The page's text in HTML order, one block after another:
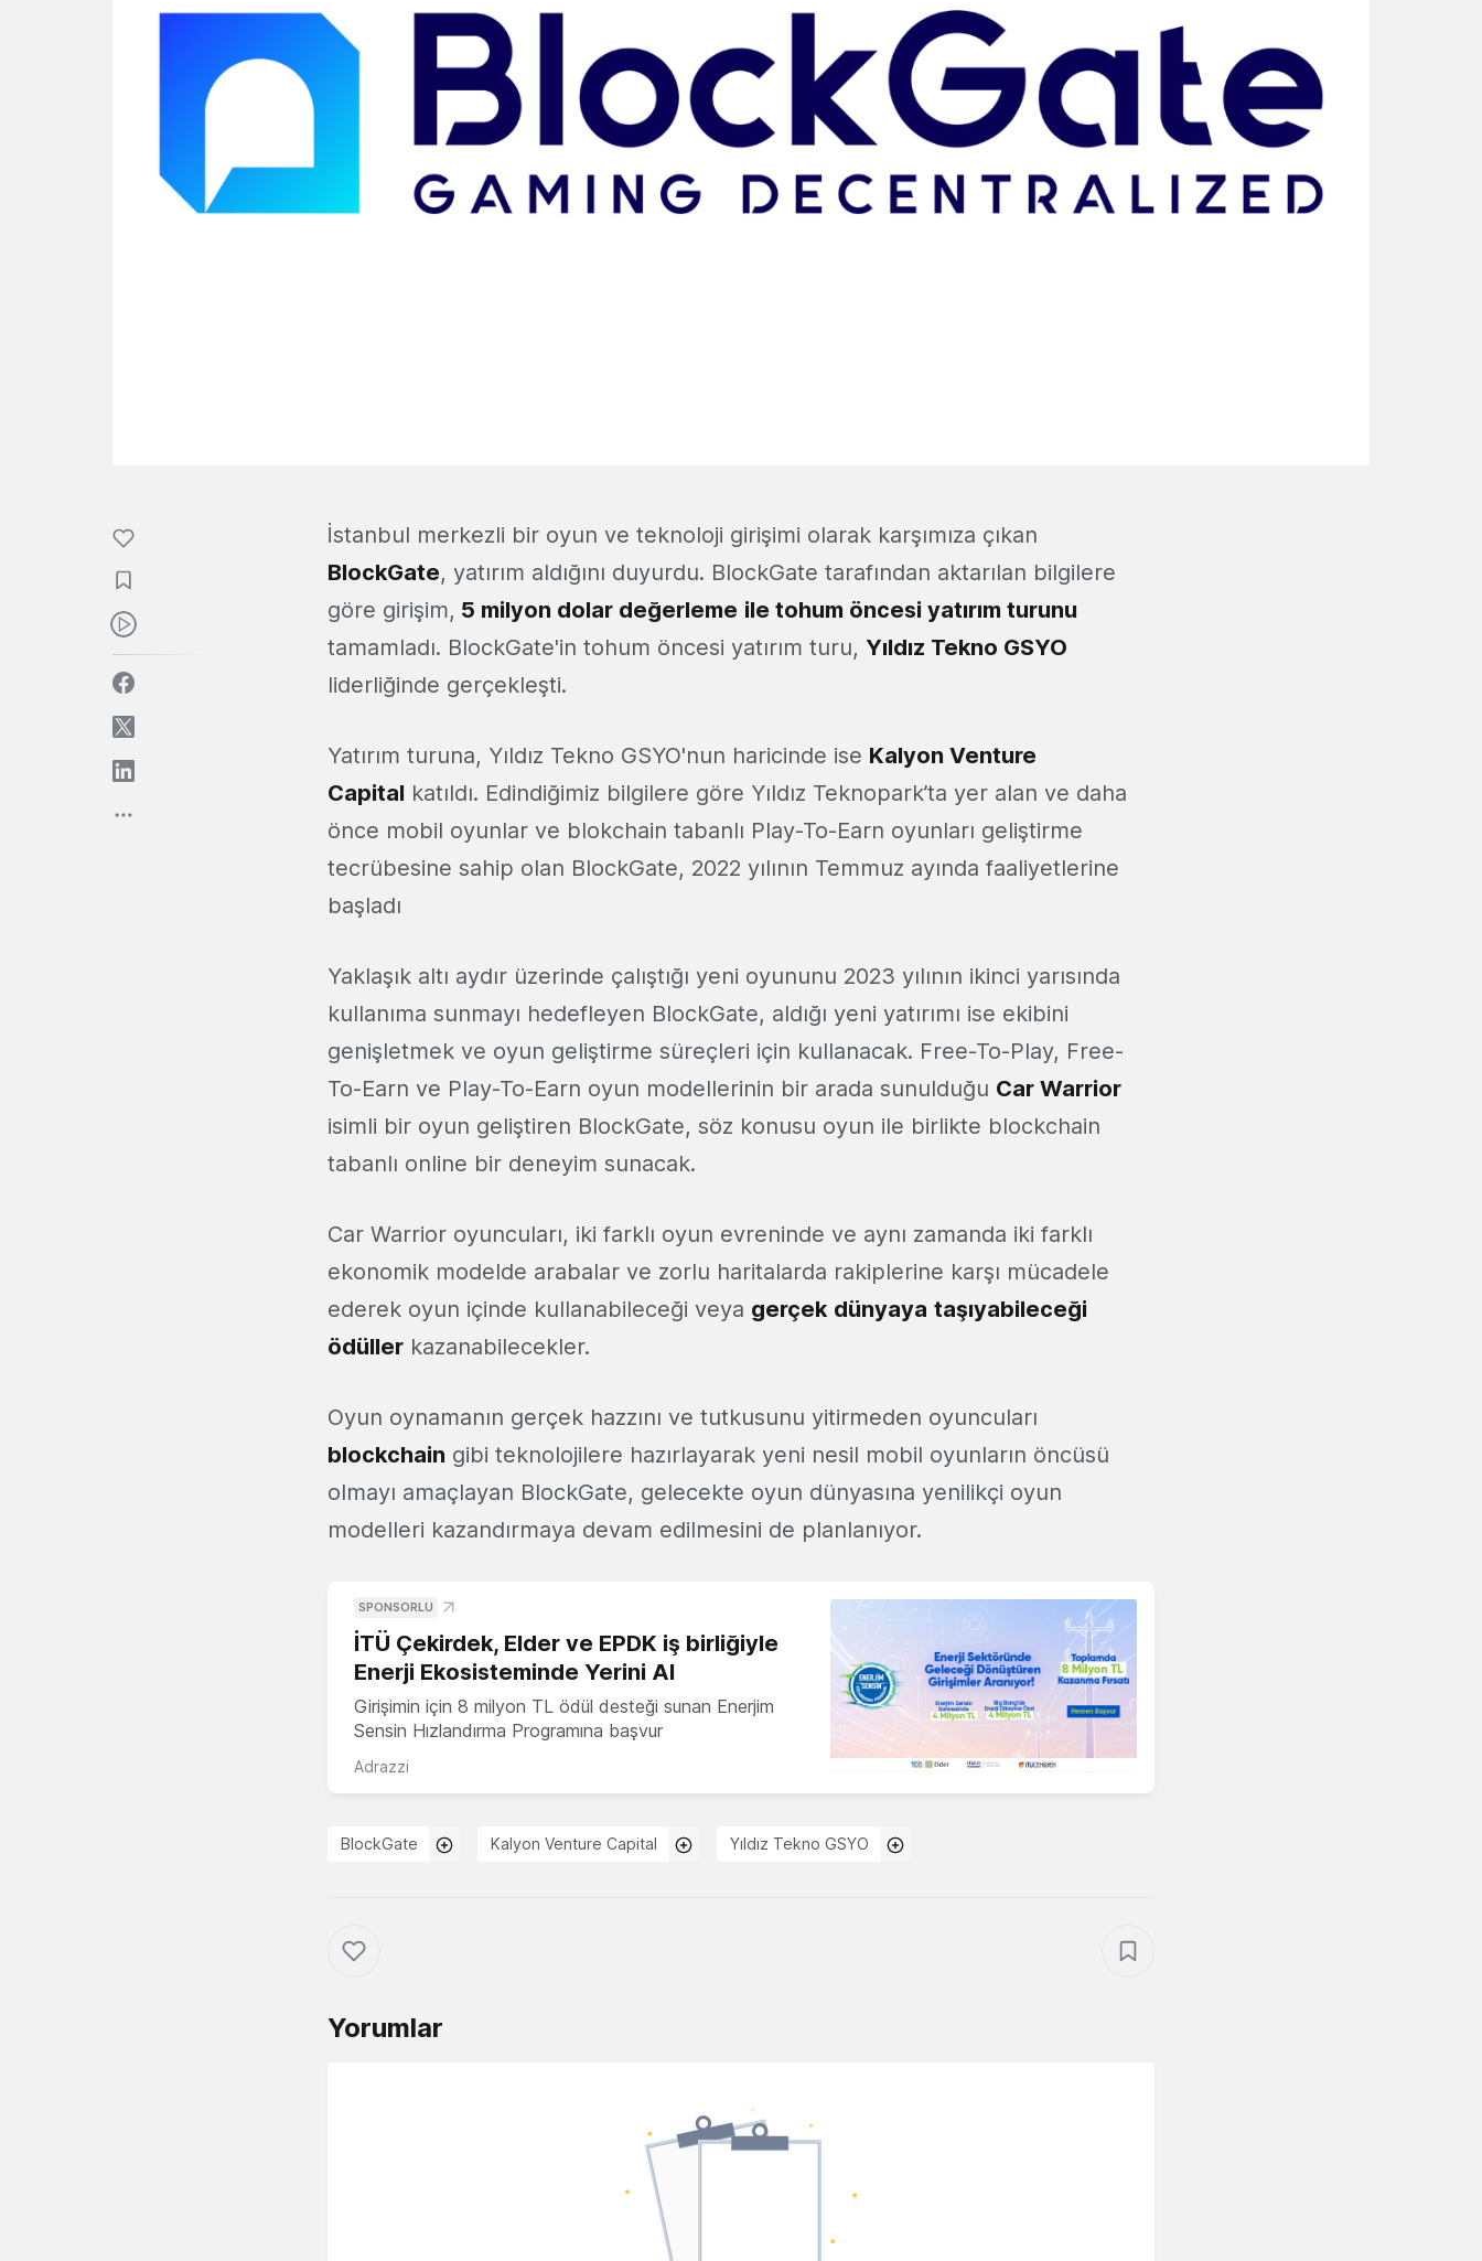
İstanbul merkezli bir oyun ve teknoloji girişimi olarak karşımıza çıkan
BlockGate, yatırım aldığını duyurdu. BlockGate tarafından aktarılan bilgilere
göre girişim, 5 milyon dolar değerleme ile tohum öncesi yatırım turunu
tamamladı. BlockGate'in tohum öncesi yatırım turu, Yıldız Tekno GSYO
liderliğinde gerçekleşti.
Yatırım turuna, Yıldız Tekno GSYO'nun haricinde ise Kalyon Venture
Capital katıldı. Edindiğimiz bilgilere göre Yıldız Teknopark’ta yer alan ve daha
önce mobil oyunlar ve blokchain tabanlı Play-To-Earn oyunları geliştirme
tecrübesine sahip olan BlockGate, 2022 yılının Temmuz ayında faaliyetlerine
başladı
Yaklaşık altı aydır üzerinde çalıştığı yeni oyununu 2023 yılının ikinci yarısında
kullanıma sunmayı hedefleyen BlockGate, aldığı yeni yatırımı ise ekibini
genişletmek ve oyun geliştirme süreçleri için kullanacak. Free-To-Play, Free-
To-Earn ve Play-To-Earn oyun modellerinin bir arada sunulduğu Car Warrior
isimli bir oyun geliştiren BlockGate, söz konusu oyun ile birlikte blockchain
tabanlı online bir deneyim sunacak.
Car Warrior oyuncuları, iki farklı oyun evreninde ve aynı zamanda iki farklı
ekonomik modelde arabalar ve zorlu haritalarda rakiplerine karşı mücadele
ederek oyun içinde kullanabileceği veya gerçek dünyaya taşıyabileceği
ödüller kazanabilecekler.
Oyun oynamanın gerçek hazzını ve tutkusunu yitirmeden oyuncuları
blockchain gibi teknolojilere hazırlayarak yeni nesil mobil oyunların öncüsü
olmayı amaçlayan BlockGate, gelecekte oyun dünyasına yenilikçi oyun
modelleri kazandırmaya devam edilmesini de planlanıyor.
SPONSORLU
İTÜ Çekirdek, Elder ve EPDK iş birliğiyle
Enerji Ekosisteminde Yerini Al
Girişimin için 8 milyon TL ödül desteği sunan Enerjim
Sensin Hızlandırma Programına başvur
Adrazzi
BlockGate Kalyon Venture Capital Yıldız Tekno GSYO
Yorumlar